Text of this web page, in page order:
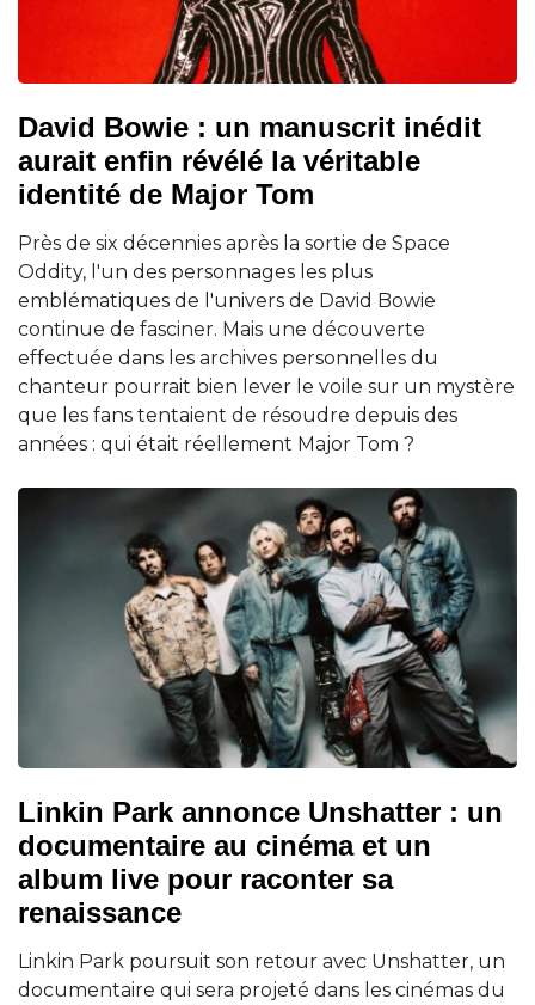
David Bowie : un manuscrit inédit
aurait enfin révélé la véritable
identité de Major Tom
Près de six décennies après la sortie de Space
Oddity, l'un des personnages les plus
emblématiques de l'univers de David Bowie
continue de fasciner. Mais une découverte
effectuée dans les archives personnelles du
chanteur pourrait bien lever le voile sur un mystère
que les fans tentaient de résoudre depuis des
années : qui était réellement Major Tom ?
Linkin Park annonce Unshatter : un
documentaire au cinéma et un
album live pour raconter sa
renaissance
Linkin Park poursuit son retour avec Unshatter, un
documentaire qui sera projeté dans les cinémas du